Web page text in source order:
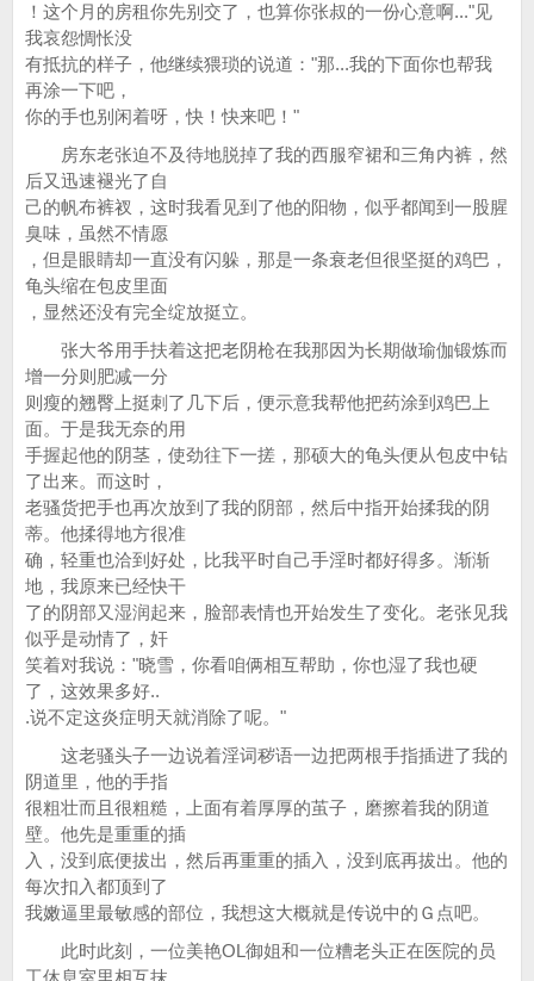
！这个月的房租你先别交了，也算你张叔的一份心意啊..."见
我哀怨惆怅没
有抵抗的样子，他继续猥琐的说道："那...我的下面你也帮我
再涂一下吧，
你的手也别闲着呀，快！快来吧！"
房东老张迫不及待地脱掉了我的西服窄裙和三角内裤，然
后又迅速褪光了自
己的帆布裤衩，这时我看见到了他的阳物，似乎都闻到一股腥
臭味，虽然不情愿
，但是眼睛却一直没有闪躲，那是一条衰老但很坚挺的鸡巴，
龟头缩在包皮里面
，显然还没有完全绽放挺立。
张大爷用手扶着这把老阴枪在我那因为长期做瑜伽锻炼而
增一分则肥减一分
则瘦的翘臀上挺刺了几下后，便示意我帮他把药涂到鸡巴上
面。于是我无奈的用
手握起他的阴茎，使劲往下一搓，那硕大的龟头便从包皮中钻
了出来。而这时，
老骚货把手也再次放到了我的阴部，然后中指开始揉我的阴
蒂。他揉得地方很准
确，轻重也洽到好处，比我平时自己手淫时都好得多。渐渐
地，我原来已经快干
了的阴部又湿润起来，脸部表情也开始发生了变化。老张见我
似乎是动情了，奸
笑着对我说："晓雪，你看咱俩相互帮助，你也湿了我也硬
了，这效果多好..
.说不定这炎症明天就消除了呢。"
这老骚头子一边说着淫词秽语一边把两根手指插进了我的
阴道里，他的手指
很粗壮而且很粗糙，上面有着厚厚的茧子，磨擦着我的阴道
壁。他先是重重的插
入，没到底便拔出，然后再重重的插入，没到底再拔出。他的
每次扣入都顶到了
我嫩逼里最敏感的部位，我想这大概就是传说中的Ｇ点吧。
此时此刻，一位美艳OL御姐和一位糟老头正在医院的员
工休息室里相互抹